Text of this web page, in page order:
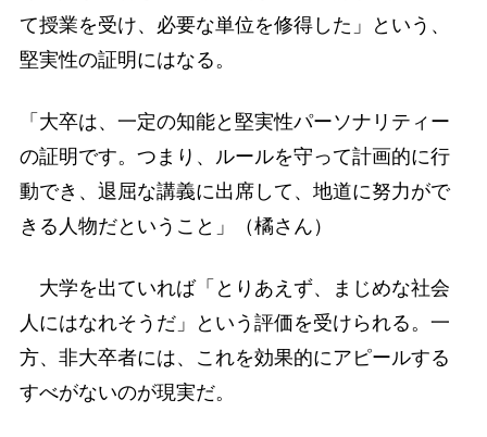
て授業を受け、必要な単位を修得した」という、
堅実性の証明にはなる。
「大卒は、一定の知能と堅実性パーソナリティー
の証明です。つまり、ルールを守って計画的に行
動でき、退屈な講義に出席して、地道に努力がで
きる人物だということ」（橘さん）
大学を出ていれば「とりあえず、まじめな社会
人にはなれそうだ」という評価を受けられる。一
方、非大卒者には、これを効果的にアピールする
すべがないのが現実だ。